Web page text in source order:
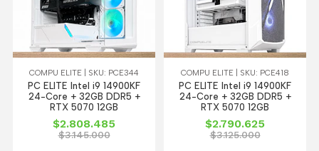
COMPU ELITE | SKU: PCE344
PC ELITE Intel i9 14900KF
24-Core + 32GB DDR5 +
RTX 5070 12GB
$2.808.485
$3.145.000
COMPU ELITE | SKU: PCE418
PC ELITE Intel i9 14900KF
24-Core + 32GB DDR5 +
RTX 5070 12GB
$2.790.625
$3.125.000